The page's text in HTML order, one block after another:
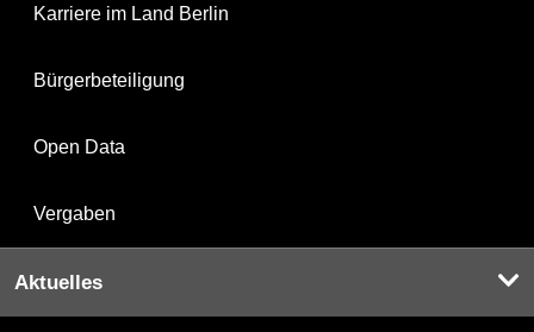
Karriere im Land Berlin
Bürgerbeteiligung
Open Data
Vergaben
Aktuelles